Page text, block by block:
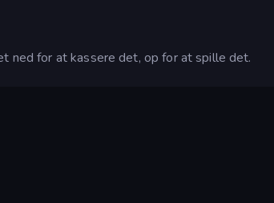
ned for at kassere det, op for at spille det.